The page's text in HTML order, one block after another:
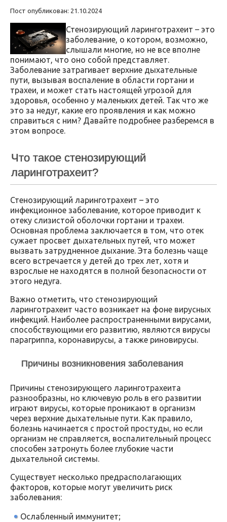
Пост опубликован: 21.10.2024
Стенозирующий ларинготрахеит – это
заболевание, о котором, возможно,
слышали многие, но не все вполне
понимают, что оно собой представляет.
Заболевание затрагивает верхние дыхательные
пути, вызывая воспаление в области гортани и
трахеи, и может стать настоящей угрозой для
здоровья, особенно у маленьких детей. Так что же
это за недуг, какие его проявления и как можно
справиться с ним? Давайте подробнее разберемся в
этом вопросе.
Что такое стенозирующий
ларинготрахеит?
Стенозирующий ларинготрахеит – это
инфекционное заболевание, которое приводит к
отеку слизистой оболочки гортани и трахеи.
Основная проблема заключается в том, что отек
сужает просвет дыхательных путей, что может
вызвать затрудненное дыхание. Эта болезнь чаще
всего встречается у детей до трех лет, хотя и
взрослые не находятся в полной безопасности от
этого недуга.
Важно отметить, что стенозирующий
ларинготрахеит часто возникает на фоне вирусных
инфекций. Наиболее распространенными вирусами,
способствующими его развитию, являются вирусы
парагриппа, коронавирусы, а также риновирусы.
Причины возникновения заболевания
Причины стенозирующего ларинготрахеита
разнообразны, но ключевую роль в его развитии
играют вирусы, которые проникают в организм
через верхние дыхательные пути. Как правило,
болезнь начинается с простой простуды, но если
организм не справляется, воспалительный процесс
способен затронуть более глубокие части
дыхательной системы.
Существует несколько предрасполагающих
факторов, которые могут увеличить риск
заболевания:
Ослабленный иммунитет;